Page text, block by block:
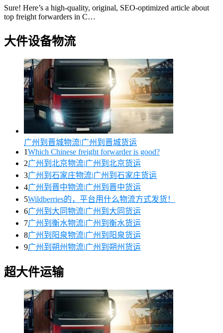
Sure! Here’s a high-quality, original, SEO-optimized article about
top freight forwarders in C…
大件设备物流
广州到晋城物流|广州到晋城货运
1Which Chinese freight forwarder is good?
2广州到北京物流|广州到北京货运
3广州到石家庄物流|广州到石家庄货运
4广州到晋中物流|广州到晋中货运
5Wildberries的，平台用什么物流方式发货！
6广州到大同物流|广州到大同货运
7广州到衡水物流|广州到衡水货运
8广州到阳泉物流|广州到阳泉货运
9广州到朔州物流|广州到朔州货运
超大件运输